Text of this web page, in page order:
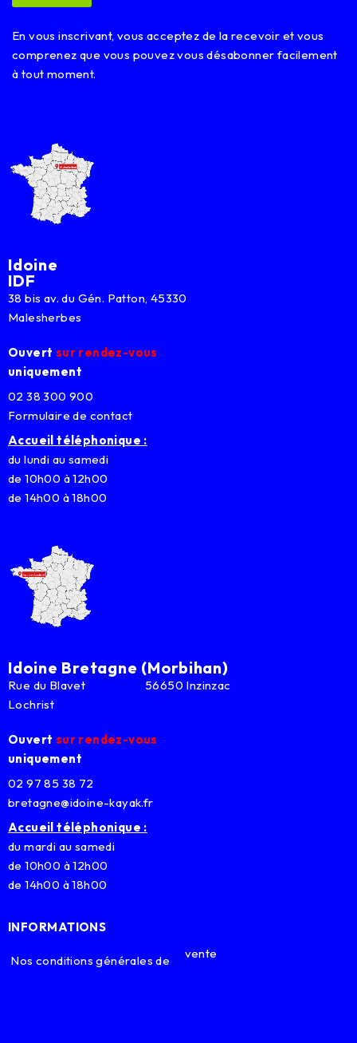
i
*
En vous inscrivant, vous acceptez de la recevoir et vous
comprenez que vous pouvez vous désabonner facilement
à tout moment.
Idoine
IDF
38 bis av. du Gén. Patton, 45330
Malesherbes
Ouvert sur rendez-vous
uniquement
02 38 300 900
Formulaire de contact
Accueil téléphonique :
du lundi au samedi
de 10h00 à 12h00
de 14h00 à 18h00
Idoine Bretagne (Morbihan)
Rue du Blavet 56650 Inzinzac
Lochrist
Ouvert sur rendez-vous
uniquement
02 97 85 38 72
bretagne@idoine-kayak.fr
Accueil téléphonique :
du mardi au samedi
de 10h00 à 12h00
de 14h00 à 18h00
INFORMATIONS
Nos conditions générales de vente